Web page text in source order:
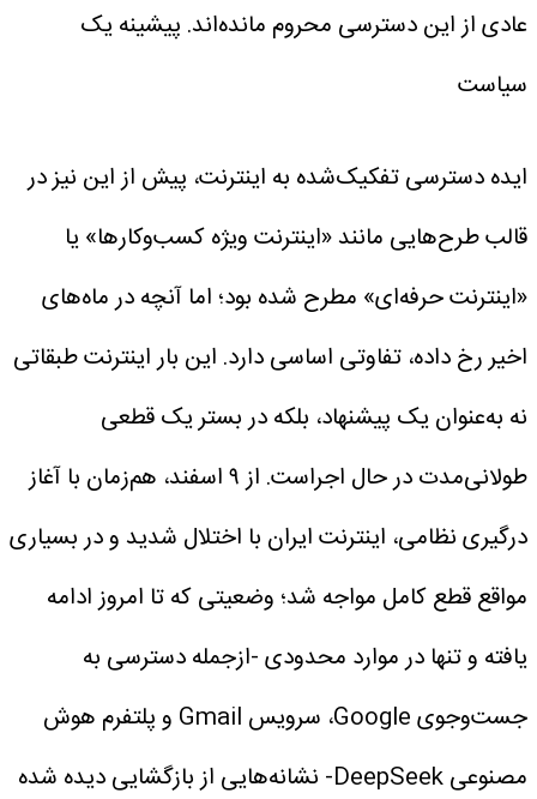
عادی از این دسترسی محروم مانده‌اند. پیشینه یک
سیاست
ایده دسترسی تفکیک‌شده به اینترنت، پیش از این نیز در
قالب طرح‌هایی مانند «اینترنت ویژه کسب‌وکارها» یا
«اینترنت حرفه‌ای» مطرح شده بود؛ اما آنچه در ماه‌های
اخیر رخ داده، تفاوتی اساسی دارد. این‌ بار اینترنت طبقاتی
نه به‌عنوان یک پیشنهاد، بلکه در بستر یک قطعی
طولانی‌مدت در حال اجراست.
از ۹ اسفند، هم‌زمان با آغاز
درگیری نظامی، اینترنت ایران با اختلال شدید و در بسیاری
مواقع قطع کامل مواجه شد؛ وضعیتی که تا امروز ادامه
یافته و تنها در موارد محدودی -از‌جمله دسترسی به
جست‌وجوی Google، سرویس Gmail و پلتفرم هوش
مصنوعی DeepSeek- نشانه‌هایی از بازگشایی دیده شده